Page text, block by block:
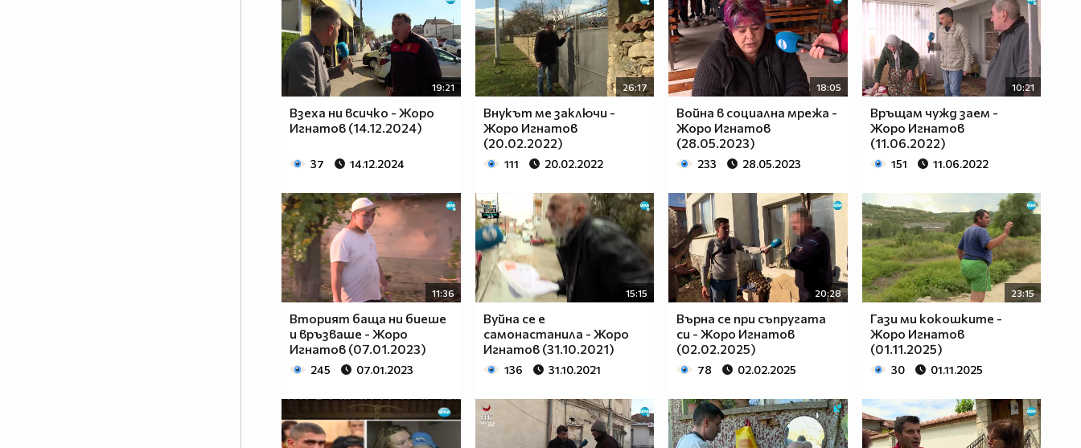
19:21
Взеха ни всичко - Жоро
Игнатов (14.12.2024)
37 14.12.2024
26:17
Внукът ме заключи -
Жоро Игнатов
(20.02.2022)
111 20.02.2022
18:05
Война в социална мрежа -
Жоро Игнатов
(28.05.2023)
233 28.05.2023
10:21
Връщам чужд заем -
Жоро Игнатов
(11.06.2022)
151 11.06.2022
11:36
Вторият баща ни биеше
и връзваше - Жоро
Игнатов (07.01.2023)
245 07.01.2023
15:15
Вуйна се е
самонастанила - Жоро
Игнатов (31.10.2021)
136 31.10.2021
20:28
Върна се при съпругата
си - Жоро Игнатов
(02.02.2025)
78 02.02.2025
23:15
Гази ми кокошките -
Жоро Игнатов
(01.11.2025)
30 01.11.2025